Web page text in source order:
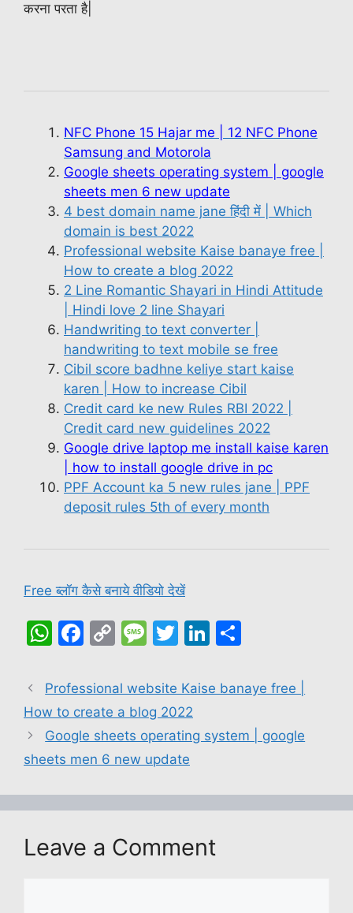
करना परता है|
NFC Phone 15 Hajar me | 12 NFC Phone
Samsung and Motorola
Google sheets operating system | google
sheets men 6 new update
4 best domain name jane हिंदी में | Which
domain is best 2022
Professional website Kaise banaye free |
How to create a blog 2022
2 Line Romantic Shayari in Hindi Attitude
| Hindi love 2 line Shayari
Handwriting to text converter |
handwriting to text mobile se free
Cibil score badhne keliye start kaise
karen | How to increase Cibil
Credit card ke new Rules RBI 2022 |
Credit card new guidelines 2022
Google drive laptop me install kaise karen
| how to install google drive in pc
PPF Account ka 5 new rules jane | PPF
deposit rules 5th of every month
Free ब्लॉग कैसे बनाये वीडियो देखें
W
at
s
A
p
F
c
e
b
o
k
C
p
y
Li
n
M
s
s
a
g
T
itt
er
Li
k
dI
ar
Professional website Kaise banaye free |
How to create a blog 2022
Google sheets operating system | google
sheets men 6 new update
Leave a Comment